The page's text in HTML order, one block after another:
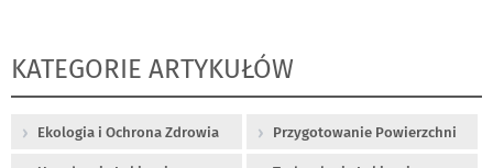
KATEGORIE ARTYKUŁÓW
Ekologia i Ochrona Zdrowia Przygotowanie Powierzchni